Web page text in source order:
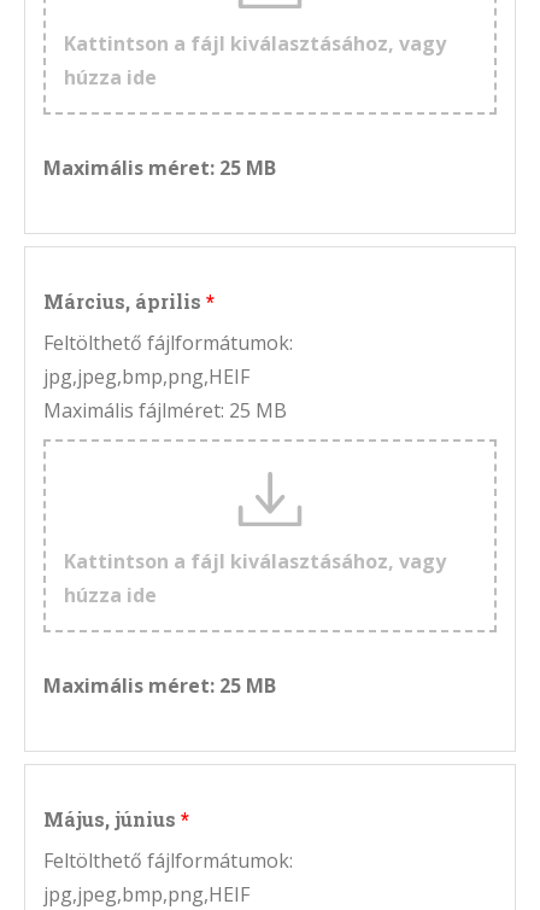
Kattintson a fájl kiválasztásához, vagy
húzza ide
Maximális méret: 25 MB
Március, április
Feltölthető fájlformátumok:
jpg,jpeg,bmp,png,HEIF
Maximális fájlméret: 25 MB
Kattintson a fájl kiválasztásához, vagy
húzza ide
Maximális méret: 25 MB
Május, június
Feltölthető fájlformátumok:
jpg,jpeg,bmp,png,HEIF